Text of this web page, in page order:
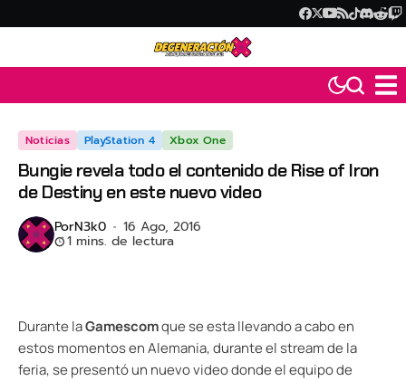
Noticias PlayStation 4 Xbox One
Bungie revela todo el contenido de Rise of Iron
de Destiny en este nuevo video
PorN3k0 16 Ago, 2016
1 mins. de lectura
Durante laGamescomque se esta llevando a cabo en
estos momentos en Alemania, durante el stream de la
feria, se presentó un nuevo video donde el equipo de